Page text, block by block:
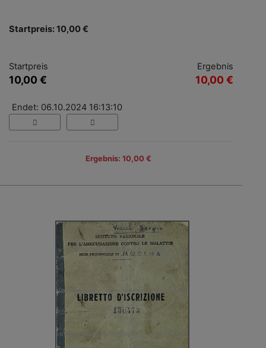
Startpreis: 10,00 €
Startpreis
10,00 €
Ergebnis
10,00 €
Endet: 06.10.2024 16:13:10
Ergebnis: 10,00 €